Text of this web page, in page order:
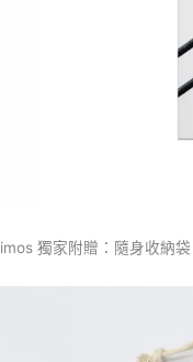
imos 獨家附贈：隨身收納袋